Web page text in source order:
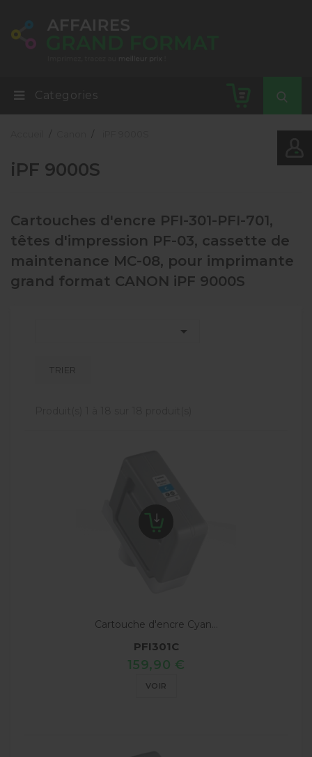
Categories
iPF 9000S
Cartouches d'encre PFI-301-PFI-701,
têtes d'impression PF-03, cassette de
maintenance MC-08, pour imprimante
grand format CANON iPF 9000S

TRIER
Cartouche d'encre Cyan...
PFI301C
159,90 €
VOIR